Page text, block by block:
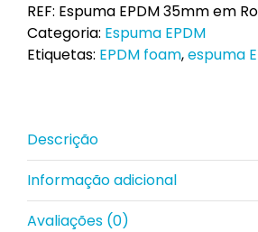
REF: Espuma EPDM 35mm em
Categoria: Espuma EPDM
Etiquetas: EPDM foam,espuma
Descrição
Informação adicional
Avaliações (0)